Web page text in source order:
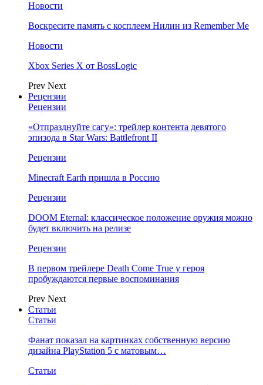
Новости
Воскресите память с косплеем Нилин из Remember Me
Новости
Xbox Series X от BossLogic
Prev Next
Рецензии
Рецензии
«Отпразднуйте сагу»: трейлер контента девятого
эпизода в Star Wars: Battlefront II
Рецензии
Minecraft Earth пришла в Россию
Рецензии
DOOM Eternal: классическое положение оружия можно
будет включить на релизе
Рецензии
В первом трейлере Death Come True у героя
пробуждаются первые воспоминания
Prev Next
Статьи
Статьи
Фанат показал на картинках собственную версию
дизайна PlayStation 5 с матовым…
Статьи